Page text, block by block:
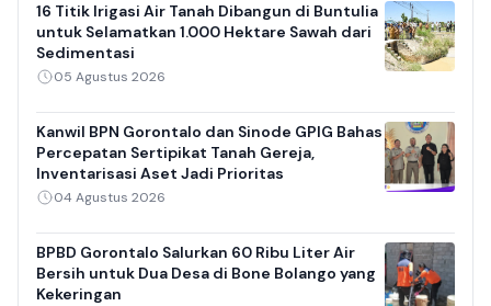
16 Titik Irigasi Air Tanah Dibangun di Buntulia
untuk Selamatkan 1.000 Hektare Sawah dari
Sedimentasi
05 Agustus 2026
Kanwil BPN Gorontalo dan Sinode GPIG Bahas
Percepatan Sertipikat Tanah Gereja,
Inventarisasi Aset Jadi Prioritas
04 Agustus 2026
BPBD Gorontalo Salurkan 60 Ribu Liter Air
Bersih untuk Dua Desa di Bone Bolango yang
Kekeringan